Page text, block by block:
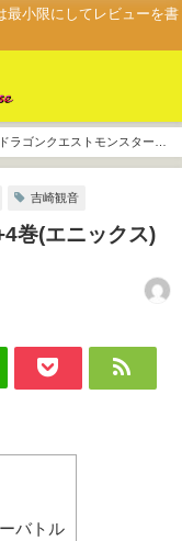
小限にしてレビューを書
ドラゴンクエストモンスターズ
吉崎観音
巻(エニックス)
バトル